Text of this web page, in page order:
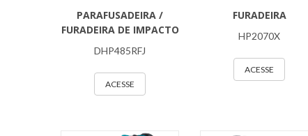
PARAFUSADEIRA /
FURADEIRA DE IMPACTO
DHP485RFJ
ACESSE
FURADEIRA
HP2070X
ACESSE